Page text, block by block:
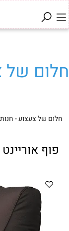
חלום של
חלום של צעצוע - חנות
פוף אוריינט